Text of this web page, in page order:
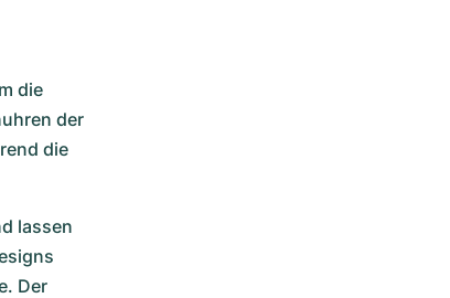
die
der
die
lassen
Der